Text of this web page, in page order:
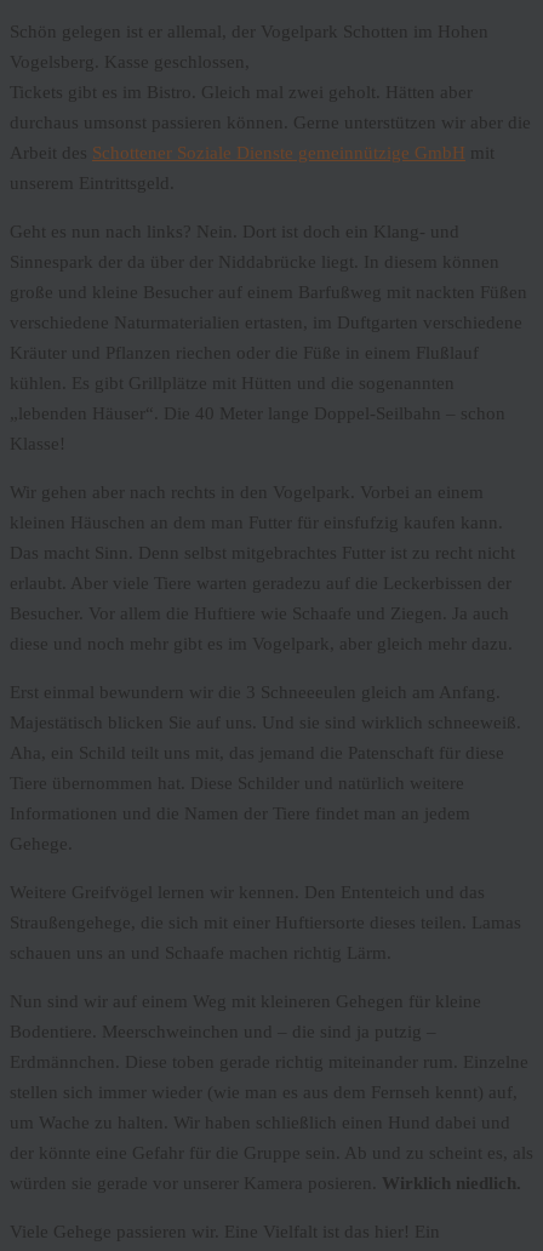
Schön gelegen ist er allemal, der Vogelpark Schotten im Hohen
Vogelsberg. Kasse geschlossen,
Tickets gibt es im Bistro. Gleich mal zwei geholt. Hätten aber
durchaus umsonst passieren können. Gerne unterstützen wir aber die
Arbeit des Schottener Soziale Dienste gemeinnützige GmbH mit
unserem Eintrittsgeld.
Geht es nun nach links? Nein. Dort ist doch ein Klang- und
Sinnespark der da über der Niddabrücke liegt. In diesem können
große und kleine Besucher auf einem Barfußweg mit nackten Füßen
verschiedene Naturmaterialien ertasten, im Duftgarten verschiedene
Kräuter und Pflanzen riechen oder die Füße in einem Flußlauf
kühlen. Es gibt Grillplätze mit Hütten und die sogenannten
„lebenden Häuser“. Die 40 Meter lange Doppel-Seilbahn – schon
Klasse!
Wir gehen aber nach rechts in den Vogelpark. Vorbei an einem
kleinen Häuschen an dem man Futter für einsfufzig kaufen kann.
Das macht Sinn. Denn selbst mitgebrachtes Futter ist zu recht nicht
erlaubt. Aber viele Tiere warten geradezu auf die Leckerbissen der
Besucher. Vor allem die Huftiere wie Schaafe und Ziegen. Ja auch
diese und noch mehr gibt es im Vogelpark, aber gleich mehr dazu.
Erst einmal bewundern wir die 3 Schneeeulen gleich am Anfang.
Majestätisch blicken Sie auf uns. Und sie sind wirklich schneeweiß.
Aha, ein Schild teilt uns mit, das jemand die Patenschaft für diese
Tiere übernommen hat. Diese Schilder und natürlich weitere
Informationen und die Namen der Tiere findet man an jedem
Gehege.
Weitere Greifvögel lernen wir kennen. Den Ententeich und das
Straußengehege, die sich mit einer Huftiersorte dieses teilen. Lamas
schauen uns an und Schaafe machen richtig Lärm.
Nun sind wir auf einem Weg mit kleineren Gehegen für kleine
Bodentiere. Meerschweinchen und – die sind ja putzig –
Erdmännchen. Diese toben gerade richtig miteinander rum. Einzelne
stellen sich immer wieder (wie man es aus dem Fernseh kennt) auf,
um Wache zu halten. Wir haben schließlich einen Hund dabei und
der könnte eine Gefahr für die Gruppe sein. Ab und zu scheint es, als
würden sie gerade vor unserer Kamera posieren. Wirklich niedlich.
Viele Gehege passieren wir. Eine Vielfalt ist das hier! Ein